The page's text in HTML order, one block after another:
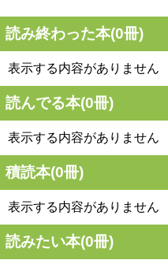
読み終わった本(0冊)
表示する内容がありません
読んでる本(0冊)
表示する内容がありません
積読本(0冊)
表示する内容がありません
読みたい本(0冊)